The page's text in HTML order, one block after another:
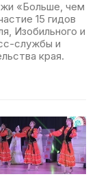
«Больше, чем
15 гидов
Изобильного и
службы и
края.